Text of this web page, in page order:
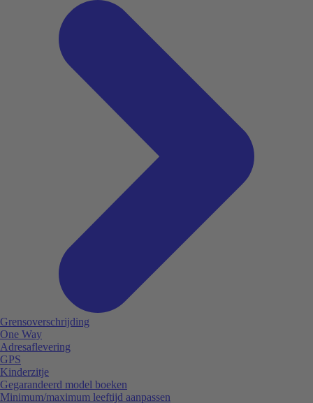
Grensoverschrijding
One Way
Adresaflevering
GPS
Kinderzitje
Gegarandeerd model boeken
Minimum/maximum leeftijd aanpassen